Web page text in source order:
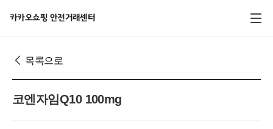
카카오쇼핑 안전거래센터
코엔자임Q10 100mg
목록으로